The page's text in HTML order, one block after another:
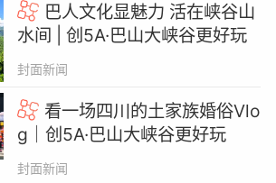
巴人文化显魅力 活在峡谷山
水间 | 创5A·巴山大峡谷更好玩
封面新闻
看一场四川的土家族婚俗Vlo
g｜创5A·巴山大峡谷更好玩
封面新闻